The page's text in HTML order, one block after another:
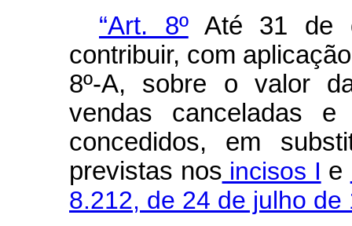
“Art. 8ºAté 31 de
contribuir, com
8º-A, sobre o valor
vendas canceladas e
concedidos, em
previstas nos incisos I e
8.212, de 24 de julho de